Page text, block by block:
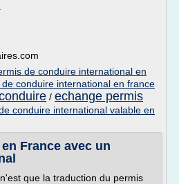
de conduire international en
conduire international en france
/ echange permis
conduire international valable en
France avec un
que la traduction du permis